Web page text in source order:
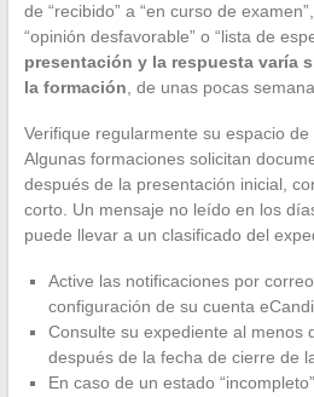
de “recibido” a “en curso de
“opinión desfavorable” o “lista de
presentación y la respuesta varía
la formación, de unas pocas
Verifique regularmente su espacio
Algunas formaciones solicitan
después de la presentación inicial,
corto. Un mensaje no leído en los
puede llevar a un clasificado del
Active las notificaciones por
configuración de su cuenta
Consulte su expediente al menos
después de la fecha de cierre de
En caso de un estado